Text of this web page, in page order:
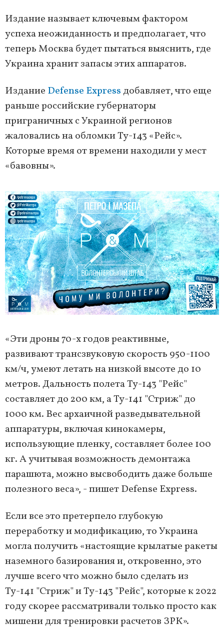
Издание называет ключевым фактором
успеха неожиданность и предполагает, что
теперь Москва будет пытаться выяснить, где
Украина хранит запасы этих аппаратов.
Издание Defense Expressдобавляет, что еще
раньше российские губернаторы
приграничных с Украиной регионов
жаловались на обломки Ту-143 «Рейс».
Которые время от времени находили у мест
«бавовны».
«Эти дроны 70-х годов реактивные,
развивают трансзвуковую скорость 950-1100
км/ч, умеют летать на низкой высоте до 10
метров. Дальность полета Ту-143 "Рейс"
составляет до 200 км, а Ту-141 "Стриж" до
1000 км. Вес архаичной разведывательной
аппаратуры, включая кинокамеры,
использующие пленку, составляет более 100
кг. А учитывая возможность демонтажа
парашюта, можно высвободить даже больше
полезного веса», - пишет Defense Express.
Если все это претерпело глубокую
переработку и модификацию, то Украина
могла получить «настоящие крылатые ракеты
наземного базирования и, откровенно, это
лучше всего что можно было сделать из
Ту-141 "Стриж" и Ту-143 "Рейс", которые к 2022
году скорее рассматривали только просто как
мишени для тренировки расчетов ЗРК».